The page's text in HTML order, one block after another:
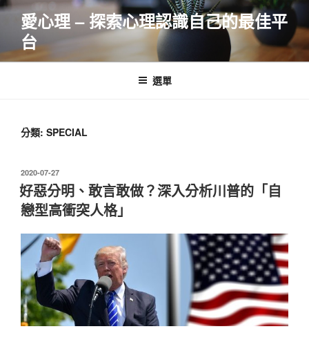
跳
要
愛心理 – 探索心理認識自己的最佳平
台
選單
分類: SPECIAL
發
佈
於
2020-07-27
好惡分明、敢言敢做？深入分析川普的「自
戀型高衝突人格」